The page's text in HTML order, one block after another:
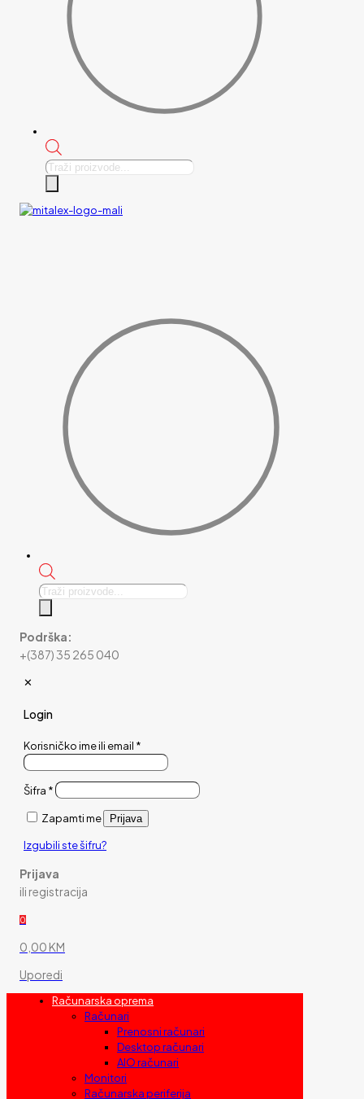
Products
Products
Podrška:
+(387) 35 265 040
✕
Login
Korisničko ime ili email *
Šifra *
Zapamti me Prijava
Izgubili ste šifru?
Prijava
ili registracija
0
0,00 KM
Uporedi
Računarska oprema
Računari
Prenosni računari
Desktop računari
AIO računari
Monitori
Računarska periferija